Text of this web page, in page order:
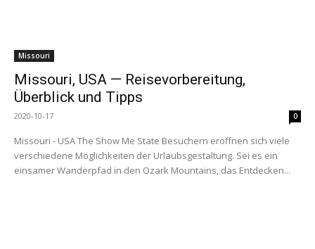
Missouri
Missouri, USA — Reisevorbereitung,
Überblick und Tipps
2020-10-17 0
Missouri - USA The Show Me State Besuchern eröffnen sich viele
verschiedene Möglichkeiten der Urlaubsgestaltung. Sei es ein
einsamer Wanderpfad in den Ozark Mountains, das Entdecken...